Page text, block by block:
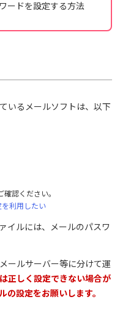
ードを設定する方法
いるメールソフトは、以下
認ください。
利用したい
イルには、メールのパスワ
ールサーバー等に分けて運
正しく設定できない場合が
の設定をお願いします。